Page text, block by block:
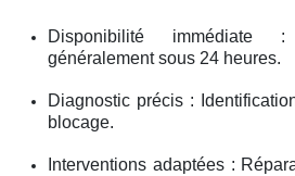
Disponibilité immédiate
généralement sous 24 heures.
Diagnostic précis :
blocage.
Interventions adaptées :